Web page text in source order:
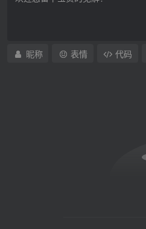
昵称 表情 代码